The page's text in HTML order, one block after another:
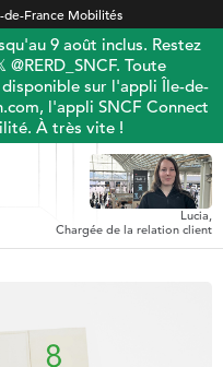
de-France Mobilités
9 août inclus. Restez
Toute
sur l'appli Île-de-
l'appli SNCF Connect
À très vite !
Lucia,
Chargée de la relation client